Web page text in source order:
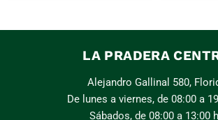
LA PRADERA
Alejandro Gallinal 580,
De lunes a viernes, de 08:00 a
Sábados, de 08:00 a 13:00